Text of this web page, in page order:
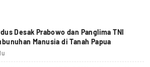
Desak Prabowo dan Panglima TNI
Manusia di Tanah Papua